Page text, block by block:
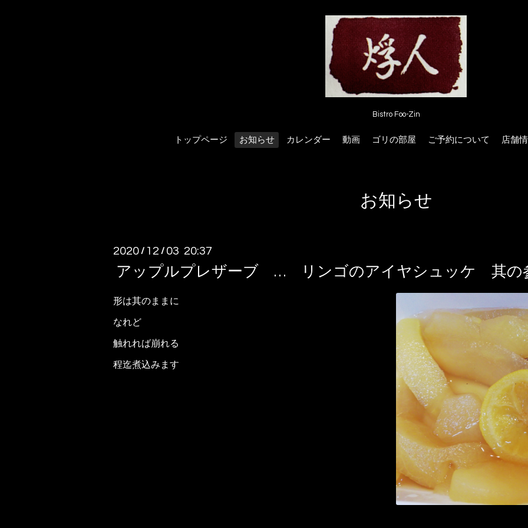
Bistro Foo-Zin
トップページ お知らせ カレンダー 動画 ゴリの部屋 ご予約について 店舗
お知らせ
2020 / 12 / 03 20:37
アップルプレザーブ … リンゴのアイヤシュッケ 其の
形は其のままに
なれど
触れれば崩れる
程迄煮込みます